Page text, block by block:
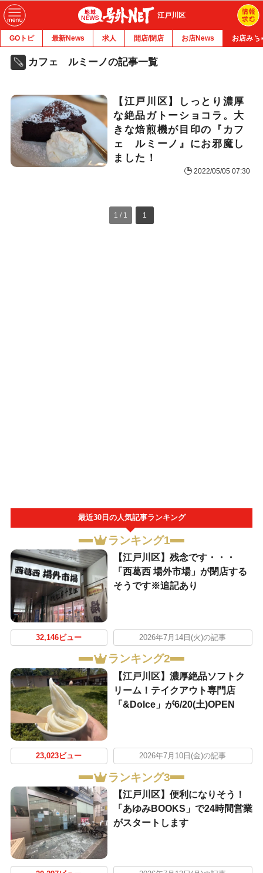
江戸川区
GOトピ 最新News 求人 開店/閉店 お店News お店みち
カフェ ルミーノの記事一覧
【江戸川区】しっとり濃厚
な絶品ガトーショコラ。大
きな焙煎機が目印の『カフ
ェ ルミーノ』にお邪魔し
ました！
2022/05/05 07:30
1 / 1 1
最近30日の人気記事ランキング
ランキング1
【江戸川区】残念です・・・
「西葛西 場外市場」が閉店する
そうです※追記あり
32,146ビュー 2026年7月14日(火)の記事
ランキング2
【江戸川区】濃厚絶品ソフトク
リーム！テイクアウト専門店
「&Dolce」が6/20(土)OPEN
23,023ビュー 2026年7月10日(金)の記事
ランキング3
【江戸川区】便利になりそう！
「あゆみBOOKS」で24時間営業
がスタートします